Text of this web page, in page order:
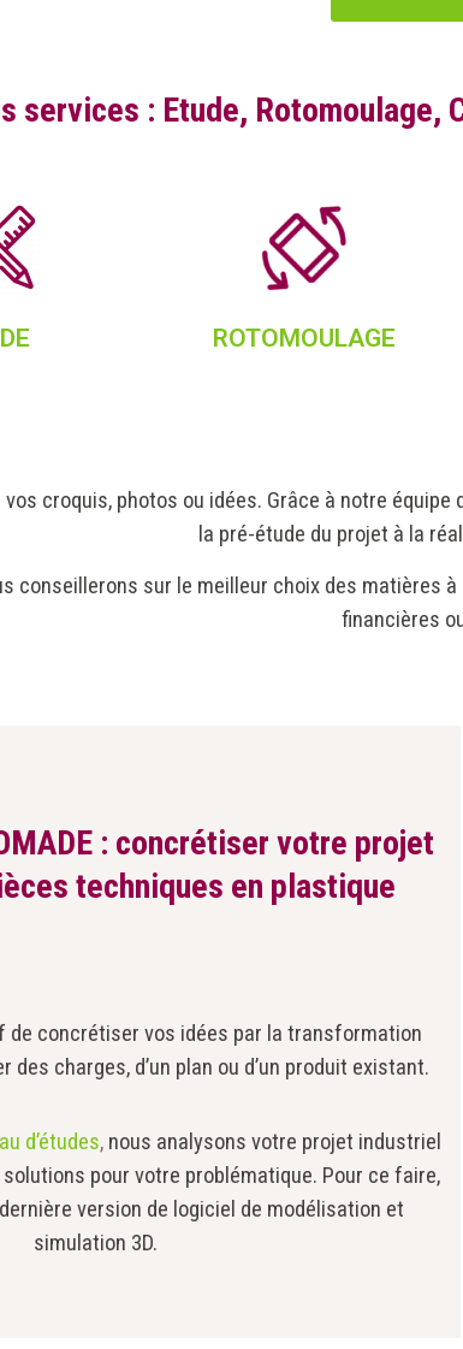
services : Etude, Rotomoulage,
ROTOMOULAGE
vos croquis, photos ou idées. Grâce à notre
la pré-étude du projet à la
conseillerons sur le meilleur choix des matières
financières
: concrétiser votre projet
techniques en plastique
de concrétiser vos idées par la transformation
des charges, d’un plan ou d’un produit existant.
d’études, nous analysons votre projet industriel
pour votre problématique. Pour ce faire,
version de logiciel de modélisation et
simulation 3D.